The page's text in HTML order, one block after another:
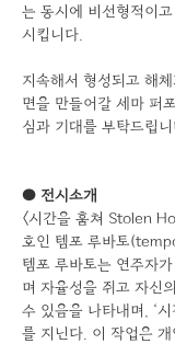
는 동시에 비선형적이
시킵니다.
지속해서 형성되고 해
면을 만들어갈 세마 퍼
심과 기대를 부탁드립니
● 전시소개
〈시간을 훔쳐 Stolen
호인 템포 루바토
템포 루바토는 연주자
며 자율성을 쥐고 자신
수 있음을 나타내며, ‘
를 지닌다. 이 작업은